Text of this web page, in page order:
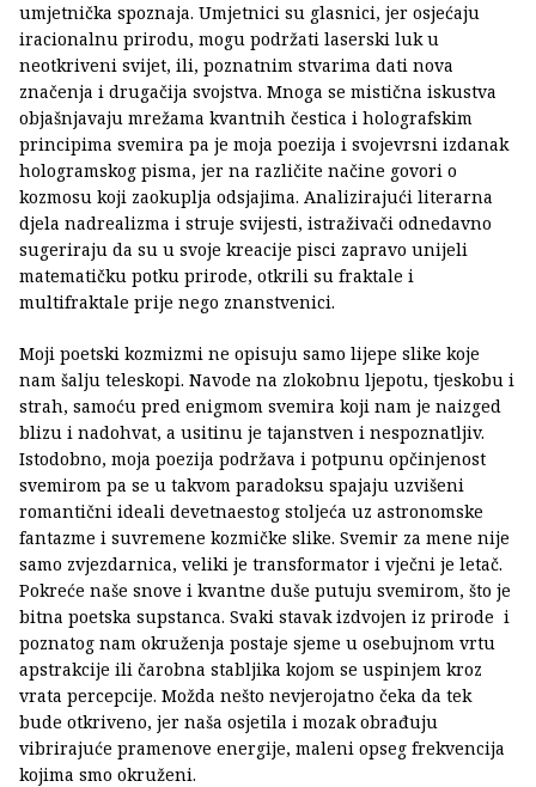
umjetnička spoznaja. Umjetnici su glasnici, jer osjećaju
iracionalnu prirodu, mogu podržati laserski luk u
neotkriveni svijet, ili, poznatnim stvarima dati nova
značenja i drugačija svojstva. Mnoga se mistična iskustva
objašnjavaju mrežama kvantnih čestica i holografskim
principima svemira pa je moja poezija i svojevrsni izdanak
hologramskog pisma, jer na različite načine govori o
kozmosu koji zaokuplja odsjajima. Analizirajući literarna
djela nadrealizma i struje svijesti, istraživači odnedavno
sugeriraju da su u svoje kreacije pisci zapravo unijeli
matematičku potku prirode, otkrili su fraktale i
multifraktale prije nego znanstvenici.
Moji poetski kozmizmi ne opisuju samo lijepe slike koje
nam šalju teleskopi. Navode na zlokobnu ljepotu, tjeskobu i
strah, samoću pred enigmom svemira koji nam je naizged
blizu i nadohvat, a usitinu je tajanstven i nespoznatljiv.
Istodobno, moja poezija podržava i potpunu opčinjenost
svemirom pa se u takvom paradoksu spajaju uzvišeni
romantični ideali devetnaestog stoljeća uz astronomske
fantazme i suvremene kozmičke slike. Svemir za mene nije
samo zvjezdarnica, veliki je transformator i vječni je letač.
Pokreće naše snove i kvantne duše putuju svemirom, što je
bitna poetska supstanca. Svaki stavak izdvojen iz prirode i
poznatog nam okruženja postaje sjeme u osebujnom vrtu
apstrakcije ili čarobna stabljika kojom se uspinjem kroz
vrata percepcije. Možda nešto nevjerojatno čeka da tek
bude otkriveno, jer naša osjetila i mozak obrađuju
vibrirajuće pramenove energije, maleni opseg frekvencija
kojima smo okruženi.